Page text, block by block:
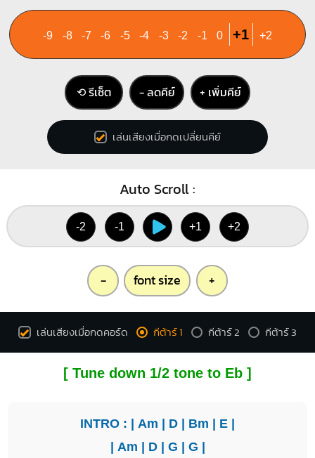
-9 -8 -7 -6 -5 -4 -3 -2 -1 0 +1 +2
⟲ รีเซ็ต − ลดคีย์ + เพิ่มคีย์
เล่นเสียงเมื่อกดเปลี่ยนคีย์
Auto Scroll :
-2 -1 +1 +2
- font size +
เล่นเสียงเมื่อกดคอร์ด กีต้าร์ 1 กีต้าร์ 2 กีต้าร์ 3
[ Tune down 1/2 tone to Eb ]
INTRO : | Am | D | Bm | E |
| Am | D| G | G |